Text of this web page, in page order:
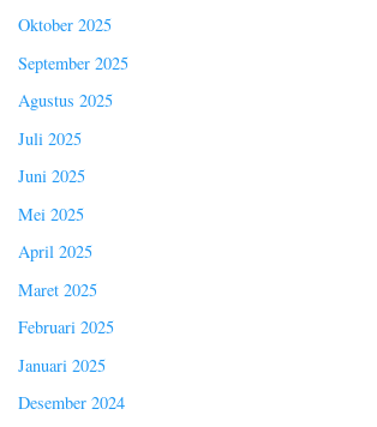
Oktober 2025
September 2025
Agustus 2025
Juli 2025
Juni 2025
Mei 2025
April 2025
Maret 2025
Februari 2025
Januari 2025
Desember 2024